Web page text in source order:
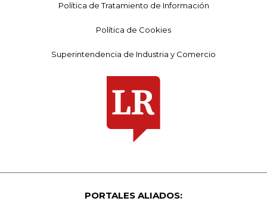
Política de Tratamiento de Información
Política de Cookies
Superintendencia de Industria y Comercio
PORTALES ALIADOS: